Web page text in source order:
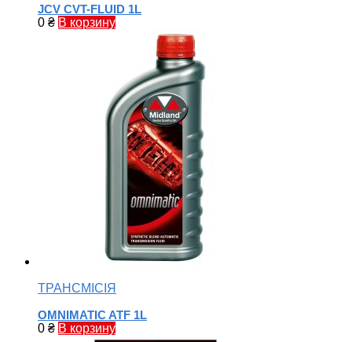
JCV CVT-FLUID 1L
0 ₴ В корзину
ТРАНСМІСІЯ
OMNIMATIC ATF 1L
0 ₴ В корзину